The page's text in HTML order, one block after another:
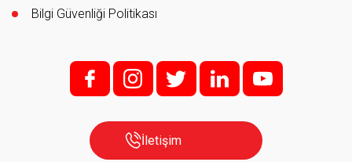
Bilgi Güvenliği Politikası
f; i; t l y
İletişim